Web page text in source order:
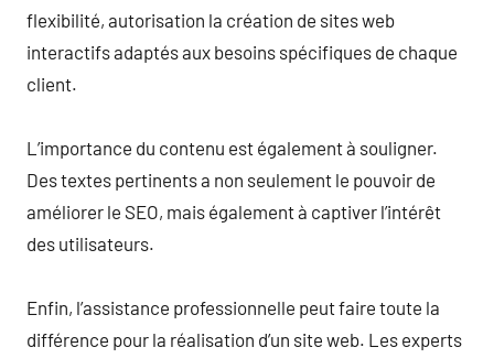
flexibilité, autorisation la création de sites web
interactifs adaptés aux besoins spécifiques de chaque
client.
L’importance du contenu est également à souligner.
Des textes pertinents a non seulement le pouvoir de
améliorer le SEO, mais également à captiver l’intérêt
des utilisateurs.
Enfin, l’assistance professionnelle peut faire toute la
différence pour la réalisation d’un site web. Les experts